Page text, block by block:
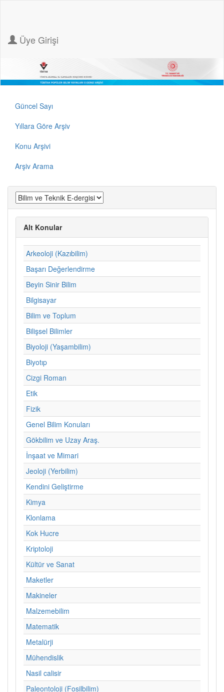
Üye Girişi
Güncel Sayı
Yıllara Göre Arşiv
Konu Arşivi
Arşiv Arama
Alt Konular
Arkeoloji (Kazıbilim)
Başarı Değerlendirme
Beyin Sinir Bilim
Bilgisayar
Bilim ve Toplum
Bilişsel Bilimler
Biyoloji (Yaşambilim)
Biyotıp
Cizgi Roman
Etik
Fizik
Genel Bilim Konuları
Gökbilim ve Uzay Araş.
İnşaat ve Mimari
Jeoloji (Yerbilim)
Kendini Geliştirme
Kimya
Klonlama
Kok Hucre
Kriptoloji
Kültür ve Sanat
Maketler
Makineler
Malzemebilim
Matematik
Metalürji
Mühendislik
Nasil calisir
Paleontoloji (Fosilbilim)